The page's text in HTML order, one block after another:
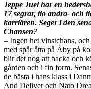
Jeppe Juel har en
17 segrar, tio andra- och
karriären. Seger i den
Chansen?
– Ingen het vinstchans,
med spår åtta på Åby på
blir det nog att backa och
gården och i fin form.
de bästa i hans klass i
And Deliver och Nato